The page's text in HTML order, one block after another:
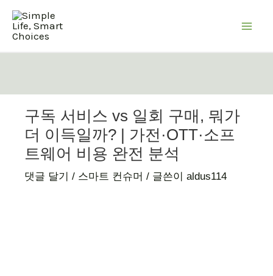
너
구독 서비스 vs 일회 구매, 뭐가
더 이득일까? | 가전·OTT·소프
트웨어 비용 완전 분석
댓글 달기 / 스마트 컨슈머 / 글쓴이 aldus114